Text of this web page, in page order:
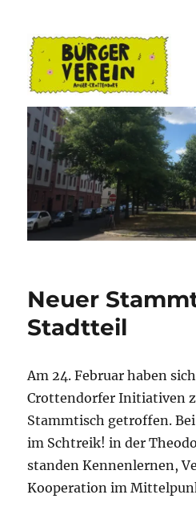
Bürgerverein
Neuer
Stadtteil
Am 24. Februar haben
Crottendorfer Initiativen
Stammtisch getroffen.
im Schtreik! in der
standen Kennenlernen,
Kooperation im